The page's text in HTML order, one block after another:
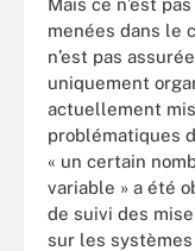
Mais ce n’est
menées dans le
n’est pas
uniquement
actuellement
problématiques
« un certain
variable » a été
de suivi des
sur les